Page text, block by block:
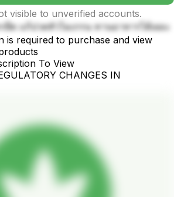
visible to unverified accounts.
ยีด แก้ปวดหัวไมเกรน ทานอาหารได้เยอะ
is required to purchase and view
To View
CHANGES IN